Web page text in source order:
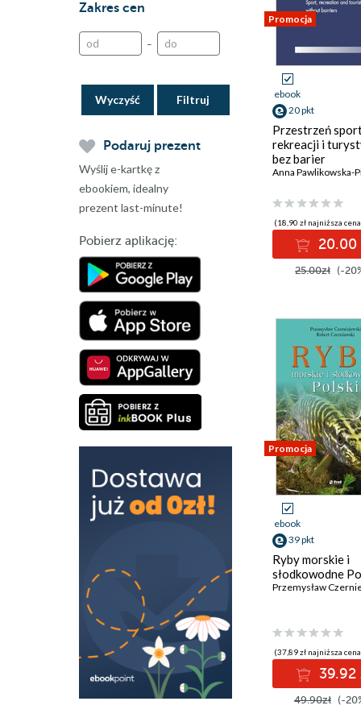
Scholar
Wydawnictwo
UNIVERSITAS
self publisher
Łódzkie Towarzystwo
Turystyka Wydawnictwa
Naukowe PWN
#wspinaczka
Zakres cen
–
Wyczyść
Podaruj prezent
Wyślij e-kartkę z
ebookiem, idealny
prezent last-minute!
Pobierz aplikację:
Promocja
ebook
20 pkt
Przestrzeń
rekreacji i
bez barier
(18,90 zł najniższa
20.00
25.00zł (-
Promocja
ebook
39 pkt
Ryby morskie i
słodkowodne
(37,89 zł najniższa
39.92
49.90zł (-